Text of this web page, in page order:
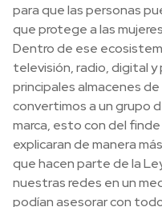
para que las personas
que protege a las
Dentro de ese
televisión, radio, digital
principales almacenes
convertimos a un grupo
marca, esto con del
explicaran de manera
que hacen parte de la
nuestras redes en un
podían asesorar con